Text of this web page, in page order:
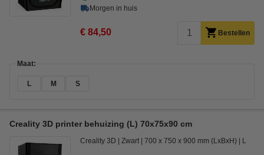
Morgen in huis
€ 84,50 Bestellen
Maat:
L M S
Creality 3D printer behuizing (L) 70x75x90 cm
Creality 3D Zwart 700 x 750 x 900 mm (LxBxH) L